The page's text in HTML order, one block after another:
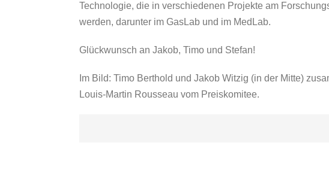
Technologie, die in verschiedenen Projekte am
werden, darunter im GasLab und im MedLab.
Glückwunsch an Jakob, Timo und Stefan!
Im Bild: Timo Berthold und Jakob Witzig (in der Mitte)
Louis-Martin Rousseau vom Preiskomitee.